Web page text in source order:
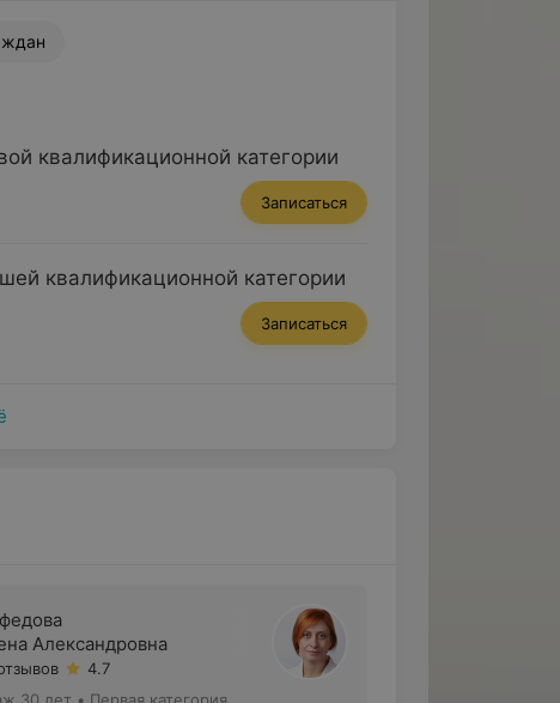
квалификационной категории
Записаться
квалификационной категории
Записаться
Александровна
4.7